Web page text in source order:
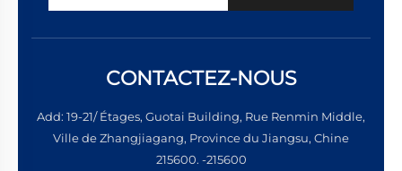
CONTACTEZ-NOUS
Add: 19-21/ Étages, Guotai Building, Rue Renmin Middle,
Ville de Zhangjiagang, Province du Jiangsu, Chine
215600. -215600